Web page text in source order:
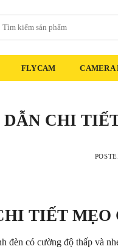
kiếm:
FLYCAM CAMERA
DẪN CHI
TIẾT
đèn có cường độ thấp và